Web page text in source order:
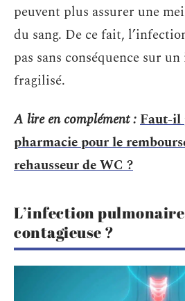
peuvent plus assurer une
du sang. De ce fait,
pas sans conséquence sur
fragilisé.
A lire en complément :Faut-il
pharmacie pour le
rehausseur de WC ?
L’infection
contagieuse ?